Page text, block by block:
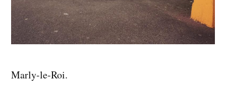
Marly-le-Roi.